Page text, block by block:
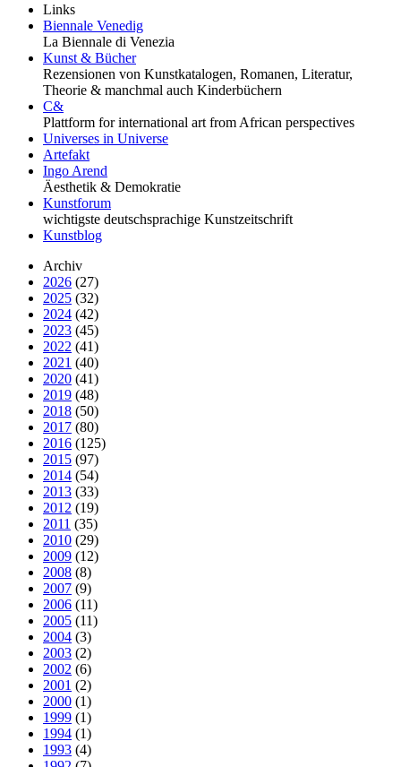
Links
Biennale Venedig
La Biennale di Venezia
Kunst & Bücher
Rezensionen von Kunstkatalogen, Romanen, Literatur,
Theorie & manchmal auch Kinderbüchern
C&
Plattform for international art from African perspectives
Universes in Universe
Artefakt
Ingo Arend
Äesthetik & Demokratie
Kunstforum
wichtigste deutschsprachige Kunstzeitschrift
Kunstblog
Archiv
2026 (27)
2025 (32)
2024 (42)
2023 (45)
2022 (41)
2021 (40)
2020 (41)
2019 (48)
2018 (50)
2017 (80)
2016 (125)
2015 (97)
2014 (54)
2013 (33)
2012 (19)
2011 (35)
2010 (29)
2009 (12)
2008 (8)
2007 (9)
2006 (11)
2005 (11)
2004 (3)
2003 (2)
2002 (6)
2001 (2)
2000 (1)
1999 (1)
1994 (1)
1993 (4)